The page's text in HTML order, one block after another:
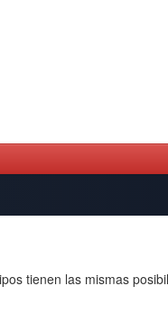
tienen las mismas